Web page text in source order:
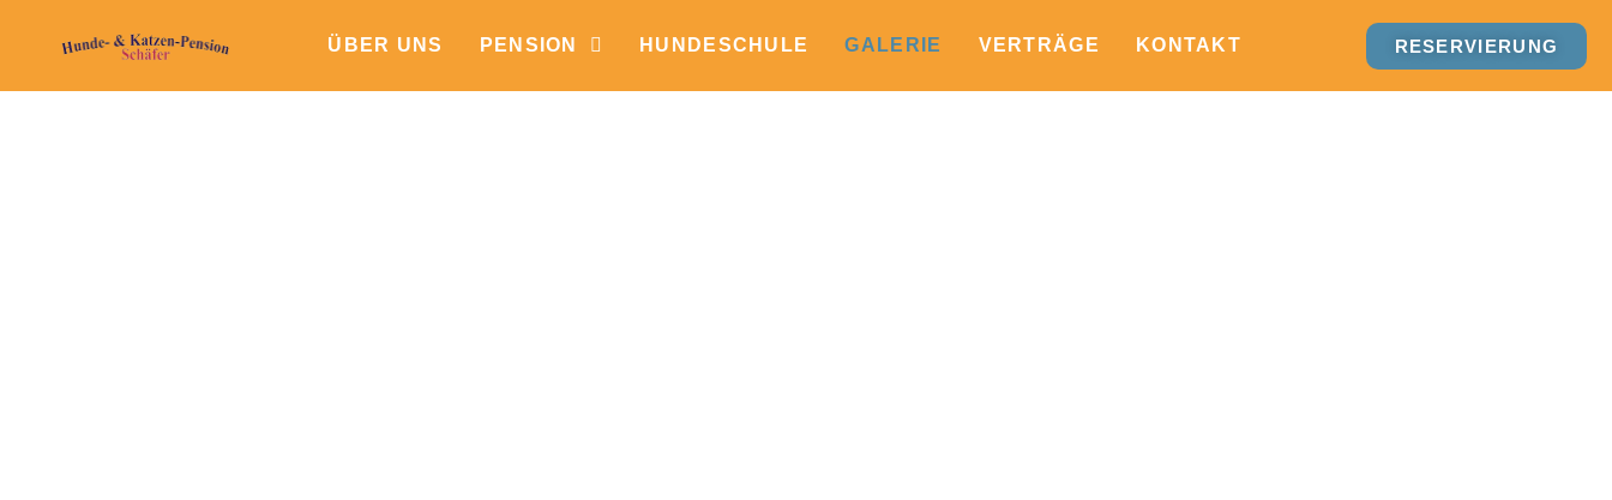
ÜBER UNS PENSION HUNDESCHULE GALERIE VERTRÄGE KONTAKT RESERVIERUNG